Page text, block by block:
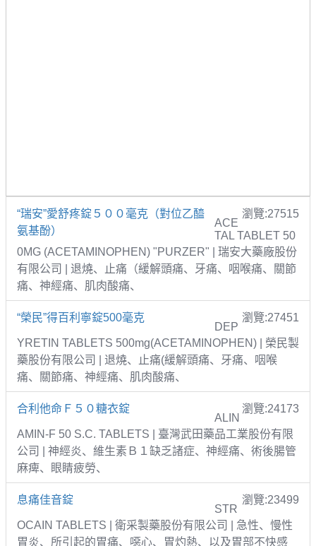
“瑞安”愛舒疼錠５００毫克（對位乙醯
氨基酚）
瀏覽:27515
ACE
TAL TABLET 50
0MG (ACETAMINOPHEN) "PURZER" | 瑞安大藥廠股份
有限公司 | 退燒、止痛（緩解頭痛、牙痛、咽喉痛、關節
痛、神經痛、肌肉酸痛、
“榮民”得百利寧錠500毫克 瀏覽:27451
DEP
YRETIN TABLETS 500mg(ACETAMINOPHEN) | 榮民製
藥股份有限公司 | 退燒、止痛(緩解頭痛、牙痛、咽喉
痛、關節痛、神經痛、肌肉酸痛、
合利他命Ｆ５０糖衣錠 瀏覽:24173
ALIN
AMIN-F 50 S.C. TABLETS | 臺灣武田藥品工業股份有限
公司 | 神經炎、維生素Ｂ１缺乏諸症、神經痛、術後腸管
麻痺、眼睛疲勞、
息痛佳音錠 瀏覽:23499
STR
OCAIN TABLETS | 衛采製藥股份有限公司 | 急性、慢性
胃炎、所引起的胃痛、噁心、胃灼熱、以及胃部不快感